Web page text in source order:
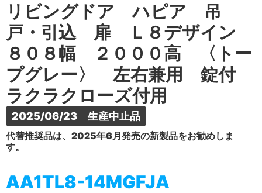
リビングドア ハピア 吊
戸・引込 扉 Ｌ８デザイン
８０８幅 ２０００高 〈トー
プグレー〉 左右兼用 錠付
ラクラクローズ付用
2025/06/23　生産中止品
代替推奨品は、2025年6月発売の新製品をお勧めしま
す。
AA1TL8-14MGFJA